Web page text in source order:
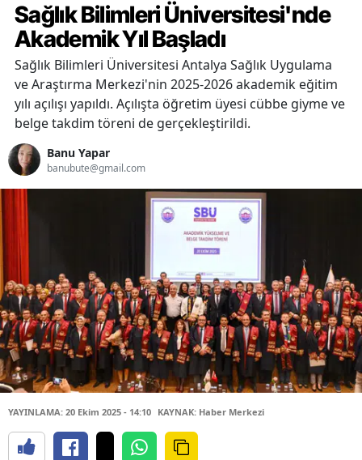
Sağlık Bilimleri Üniversitesi'nde
Akademik Yıl Başladı
Sağlık Bilimleri Üniversitesi Antalya Sağlık Uygulama
ve Araştırma Merkezi'nin 2025-2026 akademik eğitim
yılı açılışı yapıldı. Açılışta öğretim üyesi cübbe giyme ve
belge takdim töreni de gerçekleştirildi.
Banu Yapar
banubute@gmail.com
YAYINLAMA: 20 Ekim 2025 - 14:10 KAYNAK: Haber Merkezi